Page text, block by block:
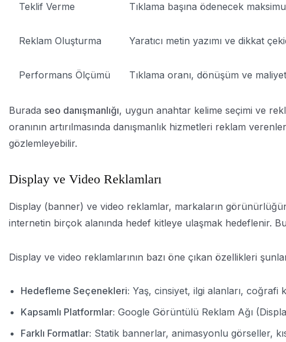
Teklif Verme Tıklama başına ödenecek
Reklam Oluşturma Yaratıcı metin yazımı ve dikkat
Performans Ölçümü Tıklama oranı, dönüşüm ve
Burada seo danışmanlığı, uygun anahtar kelime seçimi ve
oranının artırılmasında danışmanlık hizmetleri reklam
gözlemleyebilir.
Display ve Video Reklamları
Display (banner) ve video reklamlar, markaların
internetin birçok alanında hedef kitleye ulaşmak hedeflenir.
Display ve video reklamlarının bazı öne çıkan özellikleri
Hedefleme Seçenekleri: Yaş, cinsiyet, ilgi alanları,
Kapsamlı Platformlar: Google Görüntülü Reklam Ağı
Farklı Formatlar: Statik bannerlar, animasyonlu görseller,